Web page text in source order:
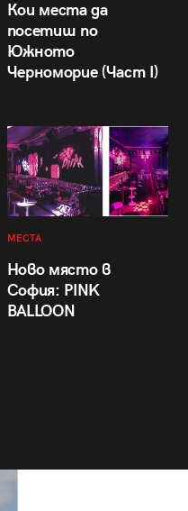
Кои места да
посетиш по
Южното
Черноморие (Част I)
МЕСТА
Ново място в
София: PINK
BALLOON